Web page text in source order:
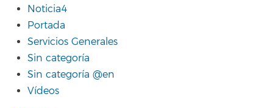
Noticia4
Portada
Servicios Generales
Sin categoría
Sin categoría @en
Vídeos